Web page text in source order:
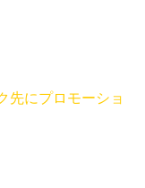
先にプロモーショ